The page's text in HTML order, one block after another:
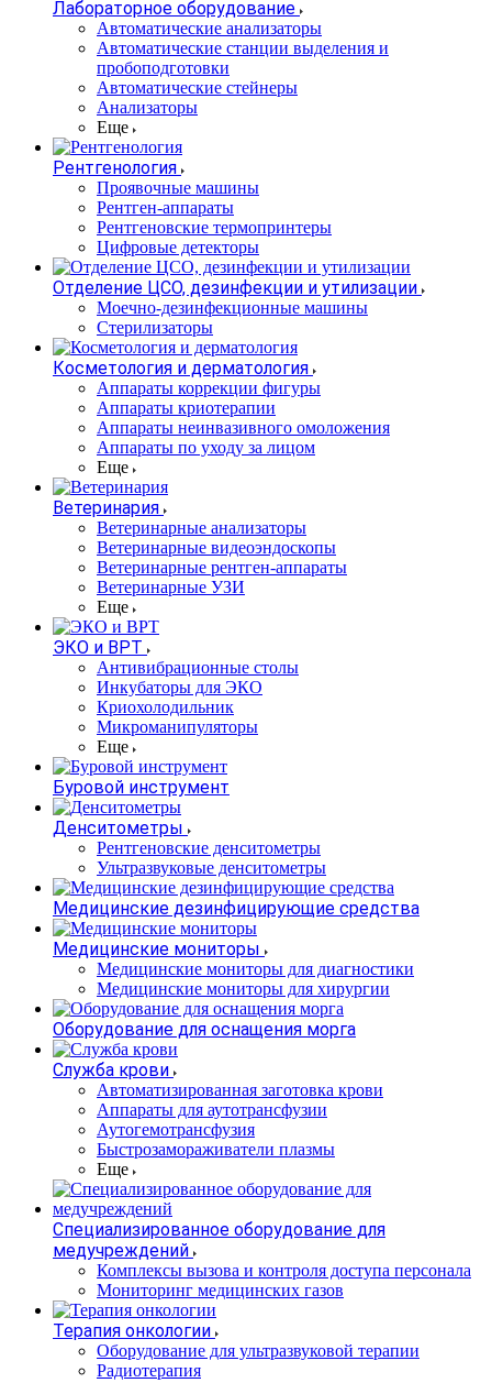
Лабораторное оборудование
Автоматические анализаторы
Автоматические станции выделения и
пробоподготовки
Автоматические стейнеры
Анализаторы
Еще
Рентгенология
Проявочные машины
Рентген-аппараты
Рентгеновские термопринтеры
Цифровые детекторы
Отделение ЦСО, дезинфекции и утилизации
Моечно-дезинфекционные машины
Стерилизаторы
Косметология и дерматология
Аппараты коррекции фигуры
Аппараты криотерапии
Аппараты неинвазивного омоложения
Аппараты по уходу за лицом
Еще
Ветеринария
Ветеринарные анализаторы
Ветеринарные видеоэндоскопы
Ветеринарные рентген-аппараты
Ветеринарные УЗИ
Еще
ЭКО и ВРТ
Антивибрационные столы
Инкубаторы для ЭКО
Криохолодильник
Микроманипуляторы
Еще
Буровой инструмент
Денситометры
Рентгеновские денситометры
Ультразвуковые денситометры
Медицинские дезинфицирующие средства
Медицинские мониторы
Медицинские мониторы для диагностики
Медицинские мониторы для хирургии
Оборудование для оснащения морга
Служба крови
Автоматизированная заготовка крови
Аппараты для аутотрансфузии
Аутогемотрансфузия
Быстрозамораживатели плазмы
Еще
Специализированное оборудование для
медучреждений
Комплексы вызова и контроля доступа персонала
Мониторинг медицинских газов
Терапия онкологии
Оборудование для ультразвуковой терапии
Радиотерапия